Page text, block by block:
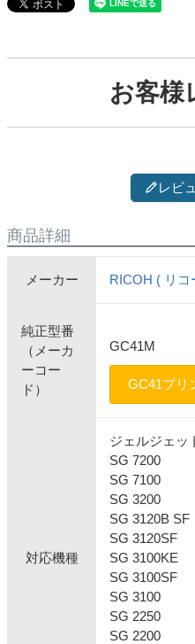
お客様
レビ
商品詳細
メーカー RICOH ( リコ
純正型番
（メーカ
ーコー
ド）
GC41M
GC41プリ
対応機種
ジェルジェ
SG 7200
SG 7100
SG 3200
SG 3120B SF
SG 3120SF
SG 3100KE
SG 3100SF
SG 3100
SG 2250
SG 2200